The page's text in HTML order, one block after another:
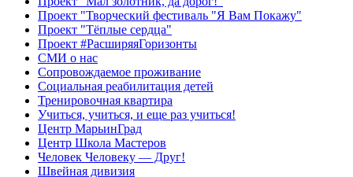
Проект "Творческий фестиваль "Я Вам Покажу"
Проект "Тёплые сердца"
Проект #РасширяяГоризонты
СМИ о нас
Сопровождаемое проживание
Социальная реабилитация детей
Тренировочная квартира
Учиться, учиться, и еще раз учиться!
Центр МарьинГрад
Центр Школа Мастеров
Человек Человеку — Друг!
Швейная дивизия